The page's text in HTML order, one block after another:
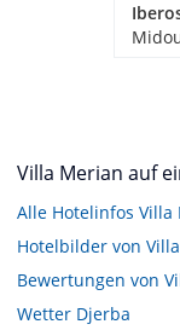
Villa Merian auf
Alle Hotelinfos Villa
Hotelbilder von
Bewertungen von
Wetter Djerba